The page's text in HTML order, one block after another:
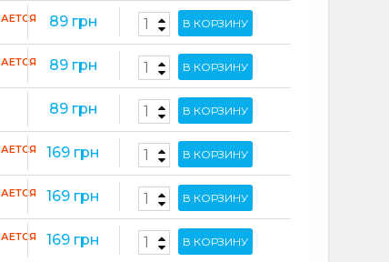
89 грн В КОРЗИНУ
89 грн В КОРЗИНУ
89 грн В КОРЗИНУ
169 грн В КОРЗИНУ
169 грн В КОРЗИНУ
169 грн В КОРЗИНУ